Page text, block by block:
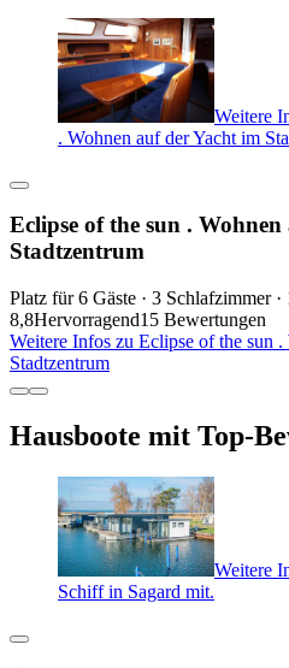
Weitere
. Wohnen auf der Yacht im
Eclipse of the sun .
Stadtzentrum
Platz für 6 Gäste · 3 Schlafzimmer
8,8Hervorragend15 Bewertungen
Weitere Infos zu Eclipse of the sun
Stadtzentrum
Hausboote mit Top-
Weitere
Schiff in Sagard mit.